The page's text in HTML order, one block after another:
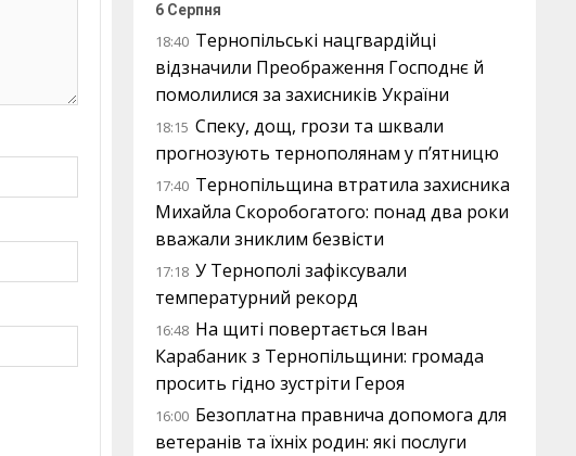
6 Серпня
18:40 Тернопільські нацгвардійці
відзначили Преображення Господнє й
помолилися за захисників України
18:15 Спеку, дощ, грози та шквали
прогнозують тернополянам у п’ятницю
17:40 Тернопільщина втратила захисника
Михайла Скоробогатого: понад два роки
вважали зниклим безвісти
17:18 У Тернополі зафіксували
температурний рекорд
16:48 На щиті повертається Іван
Карабаник з Тернопільщини: громада
просить гідно зустріти Героя
16:00 Безоплатна правнича допомога для
ветеранів та їхніх родин: які послуги